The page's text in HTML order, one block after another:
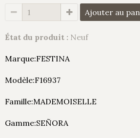
Ajouter au
État du produit : Neuf
Marque:FESTINA
Modèle:F16937
Famille:MADEMOISELLE
Gamme:SEÑORA